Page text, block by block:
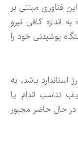
فناوری مبتنی بر
اندازه کافی نیرو
پوشیدنی خود را
باشد، به
تناسب اندام یا
در حال حاضر مجبور